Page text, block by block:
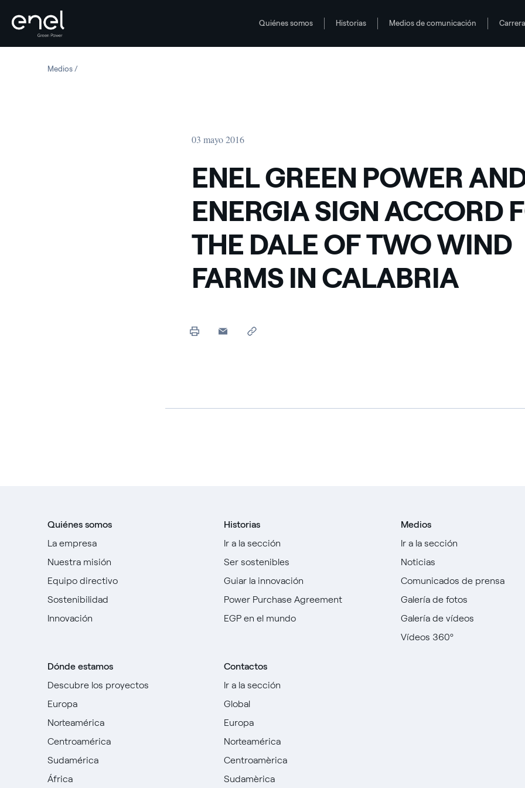
Quiénes somos Historias Medios de comunicación
MediosENEL GREEN POWER AND PLT ENERGIA SIGN ACCORD FOR THE DALE OF TWO WIND FARMS IN CALABRIA
03 mayo 2016
ENEL GREEN POWER
ENERGIA SIGN ACCORD
THE DALE OF TWO WIND
FARMS IN CALABRIA
Quiénes somos
La empresa
Nuestra misión
Equipo directivo
Sostenibilidad
Innovación
Dónde estamos
Descubre los proyectos
Europa
Norteamérica
Centroamérica
Sudamérica
África
Historias
Ir a la sección
Ser sostenibles
Guiar la innovación
Power Purchase Agreement
EGP en el mundo
Contactos
Ir a la sección
Global
Europa
Norteamérica
Centroamèrica
Sudamèrica
Medios
Ir a la sección
Noticias
Comunicados de prensa
Galería de fotos
Galería de vídeos
Vídeos 360º